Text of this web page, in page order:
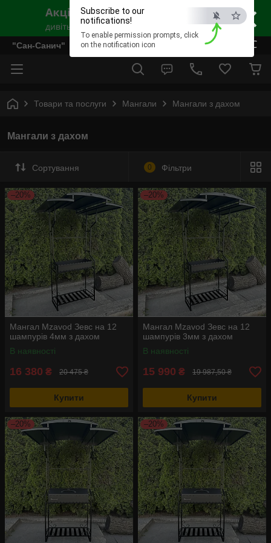
×
ESC
Subscribe to our
notifications!
To enable permission prompts, click
on the notification icon
"Сан-Санич"
Товари та послуги Мангали Мангали з дахом
Мангали з дахом
Сортування 0 Фільтри
–20%
Мангал Mzavod Зевс на 12
шампурів 4мм з дахом
В наявності
16 380 ₴ 20 475 ₴
Купити
–20%
Мангал Mzavod Зевс на 12
шампурів 3мм з дахом
В наявності
15 990 ₴ 19 987,50 ₴
Купити
–20% –20%